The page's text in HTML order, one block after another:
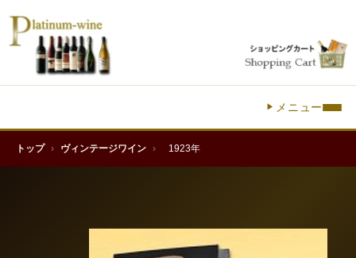
メニュー
トップ › ヴィンテージワイン › 1923年